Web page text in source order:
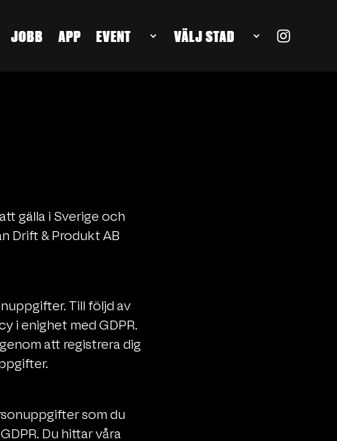
JOBB APP EVENT VÄLJ STAD
gälla i Sverige och
Drift & Produkt AB
Till följd av
i enighet med GDPR.
att registrera dig
som du
Du hittar våra